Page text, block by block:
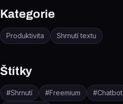
Kategorie
Produktivita Shrnutí textu
Štítky
#Shrnutí #Freemium #Chatbot